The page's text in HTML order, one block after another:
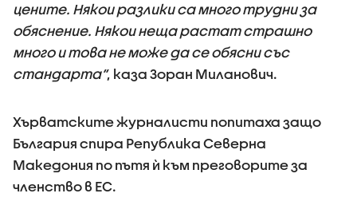
цените. Някои разлики са много трудни за
обяснение. Някои неща растат страшно
много и това не може да се обясни със
стандарта“, каза Зоран Миланович.
Хърватските журналисти попитаха защо
България спира Република Северна
Македония по пътя ѝ към преговорите за
членство в ЕС.